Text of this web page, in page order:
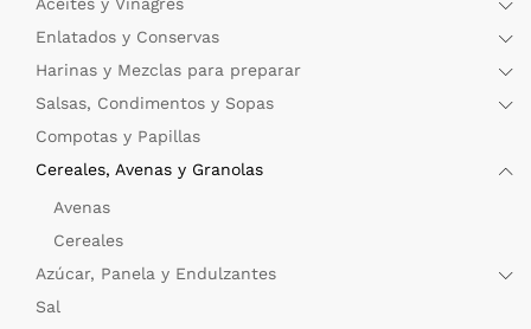
Enlatados y Conservas
Harinas y Mezclas para preparar
Salsas, Condimentos y Sopas
Compotas y Papillas
Cereales, Avenas y Granolas
Avenas
Cereales
Azúcar, Panela y Endulzantes
Sal